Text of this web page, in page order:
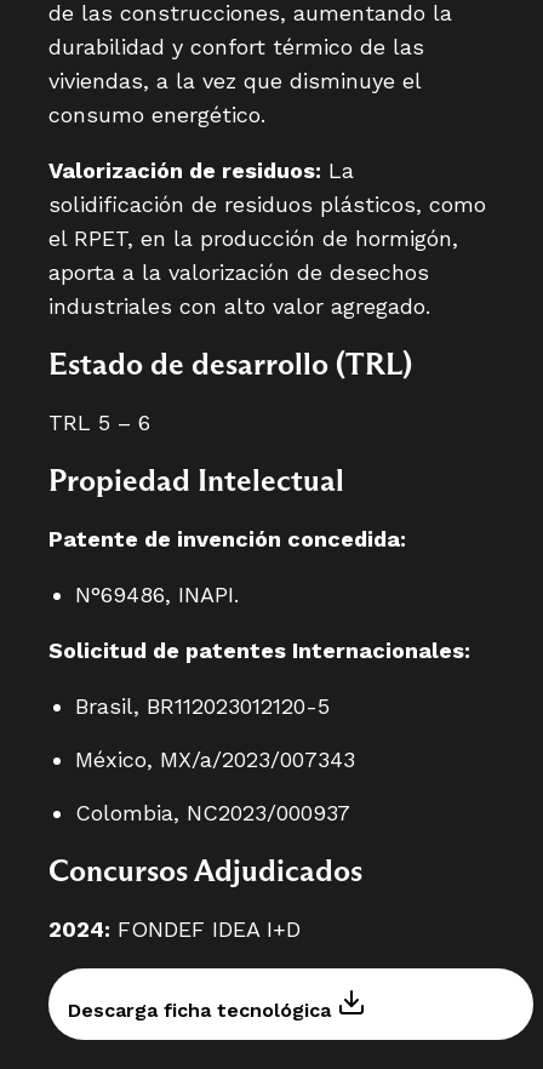
de las construcciones, aumentando la
durabilidad y confort térmico de las
viviendas, a la vez que disminuye el
consumo energético.
Valorización de residuos: La
solidificación de residuos plásticos, como
el RPET, en la producción de hormigón,
aporta a la valorización de desechos
industriales con alto valor agregado.
Estado de desarrollo (TRL)
TRL 5 – 6
Propiedad Intelectual
Patente de invención concedida:
N°69486, INAPI.
Solicitud de patentes Internacionales:
Brasil, BR112023012120-5
México, MX/a/2023/007343
Colombia, NC2023/000937
Concursos Adjudicados
2024: FONDEF IDEA I+D
Descarga ficha tecnológica